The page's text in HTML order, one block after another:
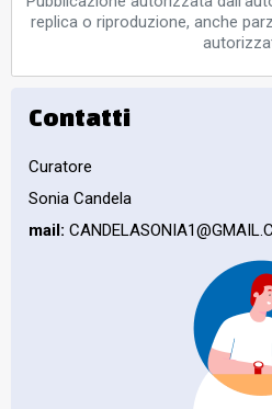
replica o riproduzione, anche
Contatti
Curatore
Sonia Candela
mail: